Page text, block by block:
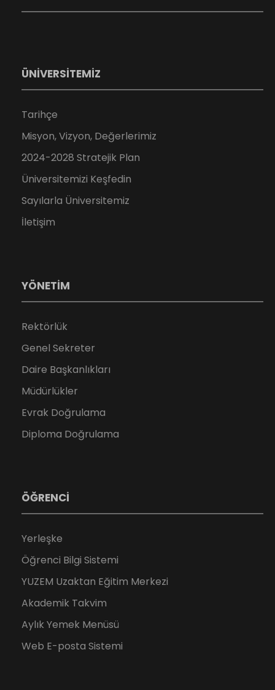
ÜNİVERSİTEMİZ
Tarihçe
Misyon, Vizyon, Değerlerimiz
2024-2028 Stratejik Plan
Üniversitemizi Keşfedin
Sayılarla Üniversitemiz
İletişim
YÖNETİM
Rektörlük
Genel Sekreter
Daire Başkanlıkları
Müdürlükler
Evrak Doğrulama
Diploma Doğrulama
ÖĞRENCİ
Yerleşke
Öğrenci Bilgi Sistemi
YUZEM Uzaktan Eğitim Merkezi
Akademik Takvim
Aylık Yemek Menüsü
Web E-posta Sistemi